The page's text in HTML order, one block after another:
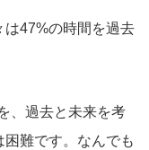
47%の時間を過去
、過去と未来を考
難です。なんでも